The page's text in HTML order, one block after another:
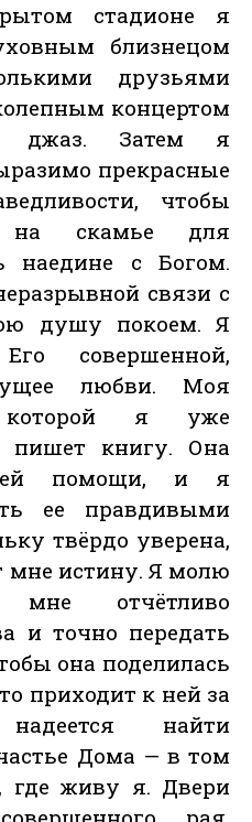
стадионе я
близнецом
друзьями
концертом
Затем я
прекрасные
чтобы
на скамье для
наедине с Богом.
связи с
душу покоем. Я
совершенной,
любви. Моя
которой я уже
пишет книгу. Она
помощи, и я
ее правдивыми
твёрдо уверена,
мне истину. Я молю
мне отчётливо
и точно передать
она поделилась
приходит к ней за
найти
Дома — в том
где живу я. Двери